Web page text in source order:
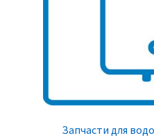
Запчасти для